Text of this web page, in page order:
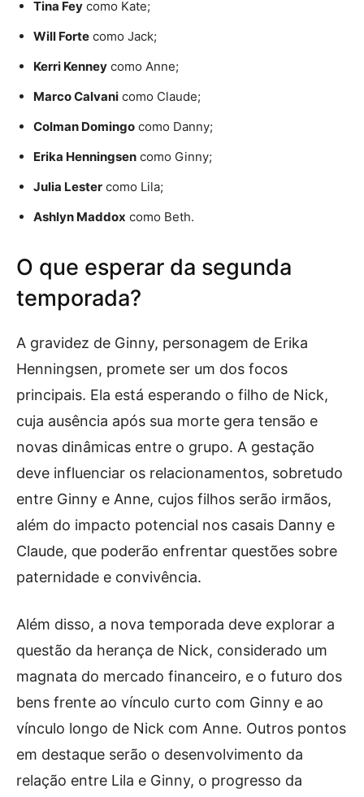
Tina Fey como Kate;
Will Forte como Jack;
Kerri Kenney como Anne;
Marco Calvani como Claude;
Colman Domingo como Danny;
Erika Henningsen como Ginny;
Julia Lester como Lila;
Ashlyn Maddox como Beth.
O que esperar da segunda
temporada?
A gravidez de Ginny, personagem de Erika
Henningsen, promete ser um dos focos
principais. Ela está esperando o filho de Nick,
cuja ausência após sua morte gera tensão e
novas dinâmicas entre o grupo. A gestação
deve influenciar os relacionamentos, sobretudo
entre Ginny e Anne, cujos filhos serão irmãos,
além do impacto potencial nos casais Danny e
Claude, que poderão enfrentar questões sobre
paternidade e convivência.
Além disso, a nova temporada deve explorar a
questão da herança de Nick, considerado um
magnata do mercado financeiro, e o futuro dos
bens frente ao vínculo curto com Ginny e ao
vínculo longo de Nick com Anne. Outros pontos
em destaque serão o desenvolvimento da
relação entre Lila e Ginny, o progresso da